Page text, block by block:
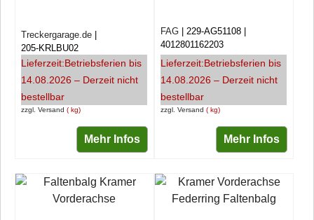
zzgl. Versand kg
Treckergarage.de
205-KRLBU02
Lieferzeit:Betriebsferien bis
14.08.2026 – Derzeit nicht
bestellbar
Mehr Infos
zzgl. Versand kg
FAG
229-AG51108
4012801162203
Lieferzeit:Betriebsferien bis
14.08.2026 – Derzeit nicht
bestellbar
Mehr Infos